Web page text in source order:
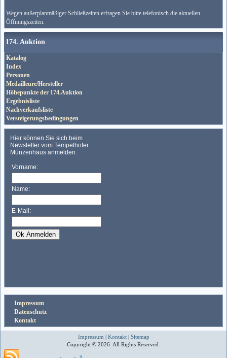
Wegen außerplanmäßiger Schließzeiten erfragen Sie bitte telefonisch die aktuellen
Öffnungszeiten.
174. Auktion
Katalog
Index
Personen
Medailleure/Hersteller
Höhepunkte der 174.Auktion
Ergebnisliste
Nachverkaufsliste
Versteigerungsbedingungen
Impressum
Datenschutz
Kontakt
Impressum | Kontakt| Sitemap
Copyright © 2026. All Rights Reserved.